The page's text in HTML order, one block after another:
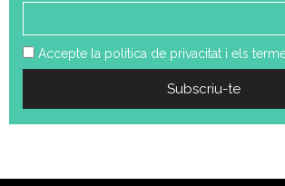
Accepte la política de privacitat i els